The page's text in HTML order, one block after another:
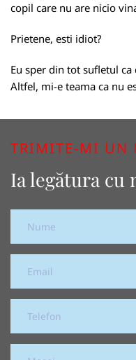
copil care nu are nicio
Prietene, esti idiot?
Eu sper din tot sufletul
Altfel, mi-e teama ca nu
TRIMITE-MI UN
Ia legătura cu